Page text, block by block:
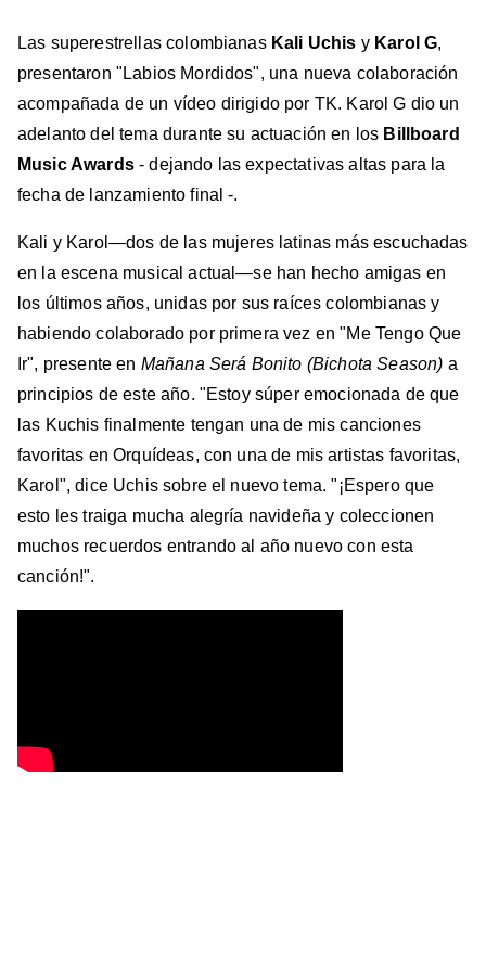
Las superestrellas colombianas Kali Uchis y Karol G,
presentaron "Labios Mordidos", una nueva colaboración
acompañada de un vídeo dirigido por TK. Karol G dio un
adelanto del tema durante su actuación en los Billboard
Music Awards- dejando las expectativas altas para la
fecha de lanzamiento final -.
Kali y Karol—dos de las mujeres latinas más escuchadas
en la escena musical actual—se han hecho amigas en
los últimos años, unidas por sus raíces colombianas y
habiendo colaborado por primera vez en "Me Tengo Que
Ir", presente en Mañana Será Bonito (Bichota Season) a
principios de este año. "Estoy súper emocionada de que
las Kuchis finalmente tengan una de mis canciones
favoritas en Orquídeas, con una de mis artistas favoritas,
Karol", dice Uchis sobre el nuevo tema. "¡Espero que
esto les traiga mucha alegría navideña y coleccionen
muchos recuerdos entrando al año nuevo con esta
canción!".